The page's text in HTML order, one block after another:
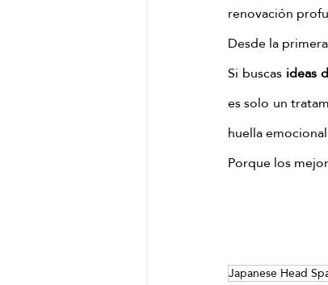
renovación
Desde la
Si buscas ideas
es solo un
huella
Porque los
Japanese Head